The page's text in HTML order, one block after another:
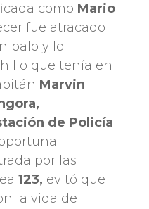
como Mario
fue atracado
palo y lo
que tenía en
Marvin
de Policía
por las
123, evitó que
la vida del